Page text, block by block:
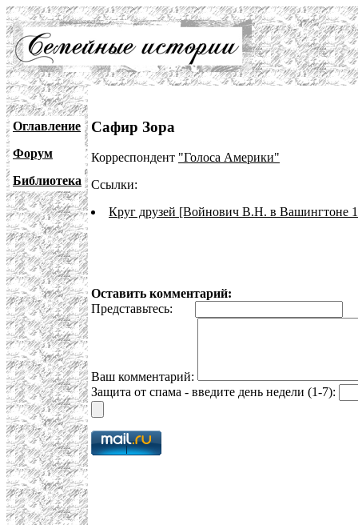
Оглавление
Форум
Библиотека
Сафир Зора
Корреспондент "Голоса Америки"
Ссылки:
Круг друзей [Войнович В.Н. в Вашингтоне
Оставить комментарий:
Представьтесь:
Ваш комментарий:
Защита от спама - введите день недели (1-7):